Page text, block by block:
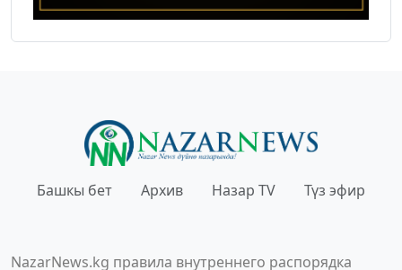
Башкы бет Архив Назар TV Түз эфир
NazarNews.kg правила внутреннего распорядка